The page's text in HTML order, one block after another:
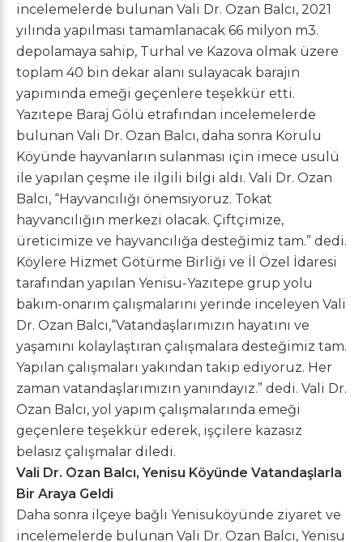
incelemelerde bulunan Vali Dr. Ozan Balcı, 2021
yılında yapılması tamamlanacak 66 milyon m3.
depolamaya sahip, Turhal ve Kazova olmak üzere
toplam 40 bin dekar alanı sulayacak barajın
yapımında emeği geçenlere teşekkür etti.
Yazıtepe Baraj Gölü etrafından incelemelerde
bulunan Vali Dr. Ozan Balcı, daha sonra Korulu
Köyünde hayvanların sulanması için imece usulü
ile yapılan çeşme ile ilgili bilgi aldı. Vali Dr. Ozan
Balcı, “Hayvancılığı önemsiyoruz. Tokat
hayvancılığın merkezi olacak. Çiftçimize,
üreticimize ve hayvancılığa desteğimiz tam.” dedi.
Köylere Hizmet Götürme Birliği ve İl Özel İdaresi
tarafından yapılan Yenisu-Yazıtepe grup yolu
bakım-onarım çalışmalarını yerinde inceleyen Vali
Dr. Ozan Balcı,“Vatandaşlarımızın hayatını ve
yaşamını kolaylaştıran çalışmalara desteğimiz tam.
Yapılan çalışmaları yakından takip ediyoruz. Her
zaman vatandaşlarımızın yanındayız.” dedi. Vali Dr.
Ozan Balcı, yol yapım çalışmalarında emeği
geçenlere teşekkür ederek, işçilere kazasız
belasız çalışmalar diledi.
Vali Dr. Ozan Balcı, Yenisu Köyünde Vatandaşlarla
Bir Araya Geldi
Daha sonra ilçeye bağlı Yenisuköyünde ziyaret ve
incelemelerde bulunan Vali Dr. Ozan Balcı, Yenisu